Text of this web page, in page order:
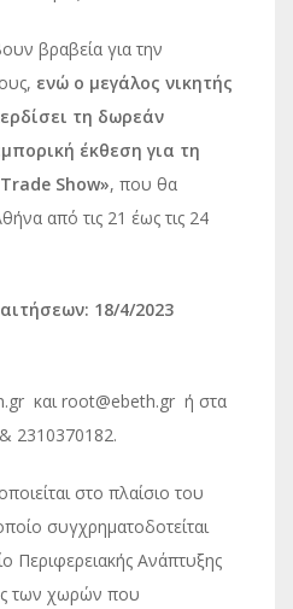
βραβεία για την
ενώ ο μεγάλος νικητής
τη δωρεάν
έκθεση για τη
Show», που θα
από τις 21 έως τις 24
18/4/2023
και root@ebeth.gr ή στα
2310370182.
στο πλαίσιο του
συγχρηματοδοτείται
Περιφερειακής Ανάπτυξης
των χωρών που